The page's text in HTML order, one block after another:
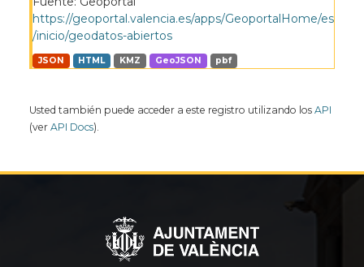
https://geoportal.valencia.es/apps/GeoportalHome/es
/inicio/geodatos-abiertos
JSON HTML KMZ GeoJSON pbf
Usted también puede acceder a este registro utilizando los API
(ver API Docs).